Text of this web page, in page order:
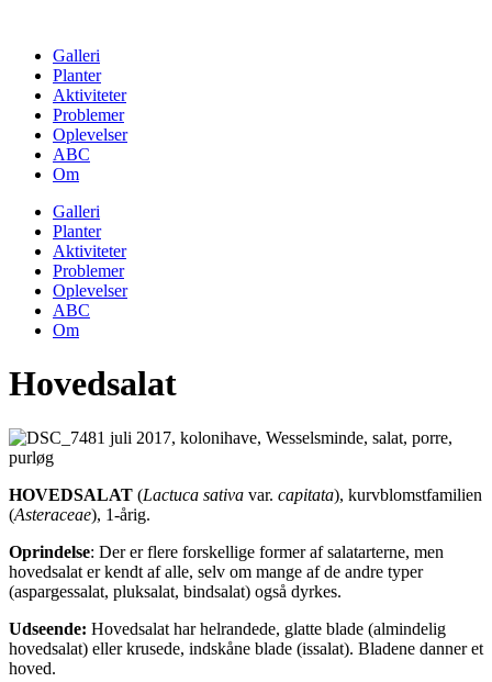
contentGalleri
Planter
Aktiviteter
Problemer
Oplevelser
ABC
Om
Galleri
Planter
Aktiviteter
Problemer
Oplevelser
ABC
Om
Hovedsalat
HOVEDSALAT (Lactuca sativa var. capitata), kurvblomstfamilien
(Asteraceae), 1-årig.
Oprindelse: Der er flere forskellige former af salatarterne, men
hovedsalat er kendt af alle, selv om mange af de andre typer
(aspargessalat, pluksalat, bindsalat) også dyrkes.
Udseende: Hovedsalat har helrandede, glatte blade (almindelig
hovedsalat) eller krusede, indskåne blade (issalat). Bladene danner et
hoved.